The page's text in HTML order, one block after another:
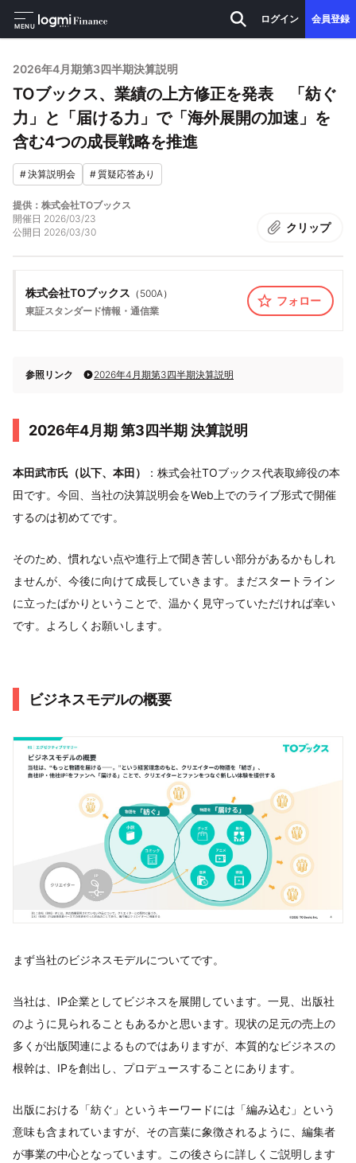
MENU
ログイン 会員登録
2026年4月期第3四半期決算説明
TOブックス、業績の上方修正を発表 「紡ぐ
力」と「届ける力」で「海外展開の加速」を
含む4つの成長戦略を推進
#決算説明会 #質疑応答あり
提供：株式会社TOブックス
開催日 2026/03/23
公開日 2026/03/30 クリップ
株式会社TOブックス （ 500A）
東証スタンダード情報・通信業
フォロー
参照リンク 2026年4月期第3四半期決算説明
2026年4月期 第3四半期 決算説明
本田武市氏（以下、本田）
：株式会社TOブックス代表取締役の本
田です。今回、当社の決算説明会をWeb上でのライブ形式で開催
するのは初めてです。
そのため、慣れない点や進行上で聞き苦しい部分があるかもしれ
ませんが、今後に向けて成長していきます。まだスタートライン
に立ったばかりということで、温かく見守っていただければ幸い
です。よろしくお願いします。
ビジネスモデルの概要
まず当社のビジネスモデルについてです。
当社は、IP企業としてビジネスを展開しています。一見、出版社
のように見られることもあるかと思います。現状の足元の売上の
多くが出版関連によるものではありますが、本質的なビジネスの
根幹は、IPを創出し、プロデュースすることにあります。
出版における「紡ぐ」というキーワードには「編み込む」という
意味も含まれていますが、その言葉に象徴されるように、編集者
が事業の中心となっています。この後さらに詳しくご説明します